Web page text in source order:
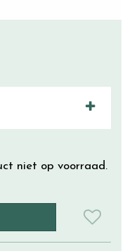
niet op voorraad.